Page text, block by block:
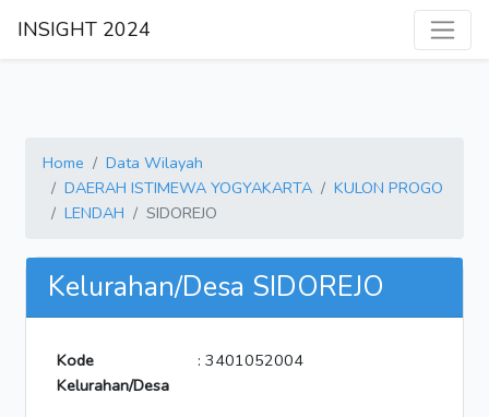
INSIGHT 2024
Home
Data Wilayah
DAERAH ISTIMEWA YOGYAKARTA
KULON PROGO
LENDAH
SIDOREJO
Kelurahan/Desa SIDOREJO
Kode
Kelurahan/Desa
: 3401052004